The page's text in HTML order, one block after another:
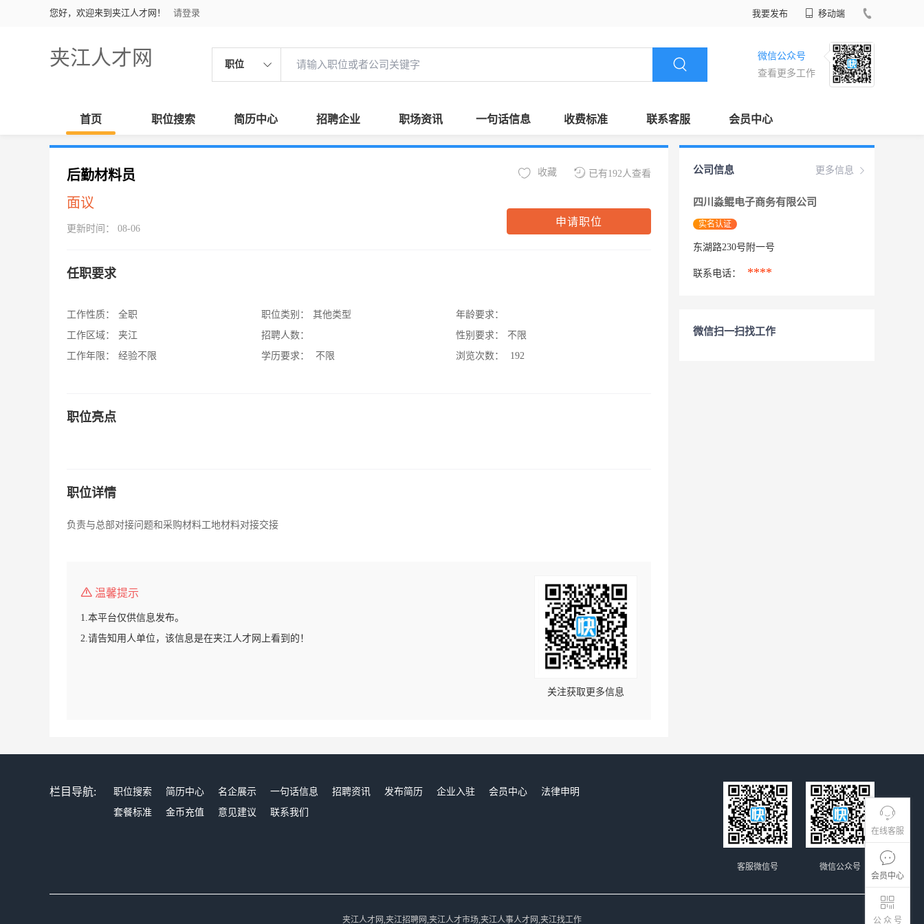
您好，欢迎来到夹江人才网！ 请登录 我要发布 移动端
夹江人才网 职位
微信公众号
查看更多工作
首页 职位搜索 简历中心 招聘企业 职场资讯 一句话信息 收费标准 联系客服 会员中心
在线客服
会员中心
公 众 号
后勤材料员
面议
更新时间： 08-06
已有192人查看
收藏
申请职位
任职要求
工作性质：
全职
工作区域：
夹江
工作年限：
经验不限
职位类别：
其他类型
招聘人数：
学历要求：
不限
年龄要求：
性别要求：
不限
浏览次数：
192
职位亮点
职位详情
负责与总部对接问题和采购材料工地材料对接交接
温馨提示
1.本平台仅供信息发布。
2.请告知用人单位，该信息是在夹江人才网上看到的！
关注获取更多信息
更多信息
公司信息
四川淼鲲电子商务有限公司
实名认证
东湖路230号附一号
联系电话： ****
微信扫一扫找工作
栏目导航: 职位搜索 简历中心 名企展示 一句话信息 招聘资讯 发布简历 企业入驻 会员中心
法律申明
套餐标准
金币充值 意见建议 联系我们
微信公众号
客服微信号
夹江人才网,夹江招聘网,夹江人才市场,夹江人事人才网,夹江找工作